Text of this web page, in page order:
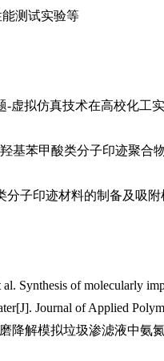
测试实验等
-虚拟仿真技术在高校化工
基苯甲酸类分子印迹聚合
分子印迹材料的制备及吸
Synthesis of molecularly
Journal of Applied
降解模拟垃圾渗滤液中氨